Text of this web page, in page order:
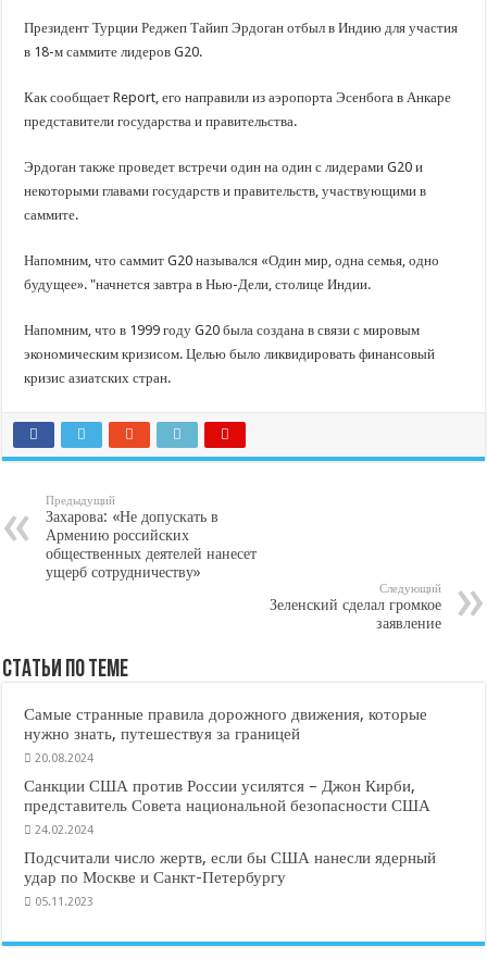
Важные правила обращения в вашу страховую компанию
Стартовал прием заявок на 20-й юбилейный молодежный форум «Регион 93»
Президент Турции Реджеп Тайип Эрдоган отбыл в Индию для участия
в 18-м саммите лидеров G20.
Как сообщает Report, его направили из аэропорта Эсенбога в Анкаре
представители государства и правительства.
Эрдоган также проведет встречи один на один с лидерами G20 и
некоторыми главами государств и правительств, участвующими в
саммите.
Напомним, что саммит G20 назывался «Один мир, одна семья, одно
будущее». "начнется завтра в Нью-Дели, столице Индии.
Напомним, что в 1999 году G20 была создана в связи с мировым
экономическим кризисом. Целью было ликвидировать финансовый
кризис азиатских стран.
Предыдущий
Захарова: «Не допускать в
Армению российских
общественных деятелей нанесет
ущерб сотрудничеству»
Следующий
Зеленский сделал громкое
заявление
Статьи по Теме
Самые странные правила дорожного движения, которые
нужно знать, путешествуя за границей
20.08.2024
Санкции США против России усилятся – Джон Кирби,
представитель Совета национальной безопасности США
24.02.2024
Подсчитали число жертв, если бы США нанесли ядерный
удар по Москве и Санкт-Петербургу
05.11.2023